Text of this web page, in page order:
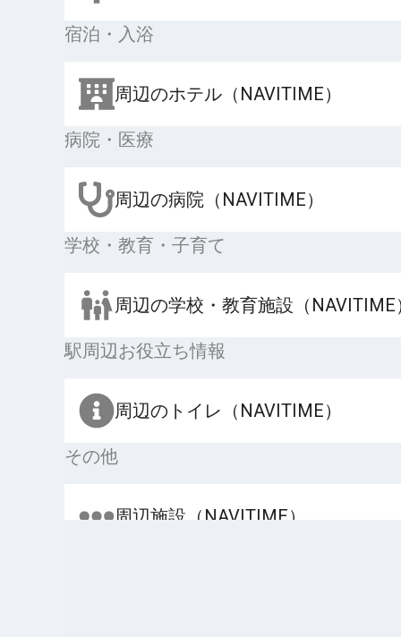
宿泊・入浴
周辺のホテル（NAVITIME）
病院・医療
周辺の病院（NAVITIME）
学校・教育・子育て
周辺の学校・教育施設（NAVITIME
駅周辺お役立ち情報
周辺のトイレ（NAVITIME）
その他
周辺施設（NAVITIME）